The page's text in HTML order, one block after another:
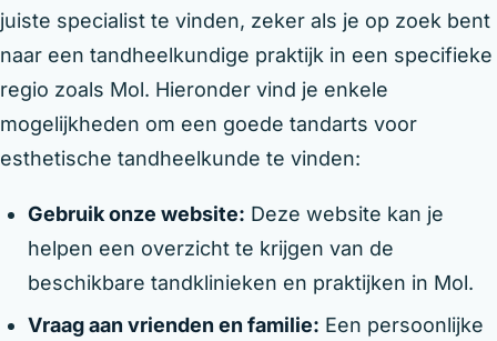
juiste specialist te vinden, zeker als je op zoek bent
naar een tandheelkundige praktijk in een specifieke
regio zoals Mol. Hieronder vind je enkele
mogelijkheden om een goede tandarts voor
esthetische tandheelkunde te vinden:
Gebruik onze website: Deze website kan je
helpen een overzicht te krijgen van de
beschikbare tandklinieken en praktijken in Mol.
Vraag aan vrienden en familie: Een persoonlijke